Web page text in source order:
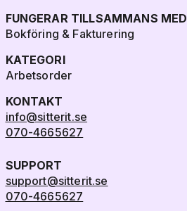
FUNGERAR TILLSAMMANS MED
Bokföring & Fakturering
KATEGORI
Arbetsorder
KONTAKT
info@sitterit.se
070-4665627
SUPPORT
support@sitterit.se
070-4665627